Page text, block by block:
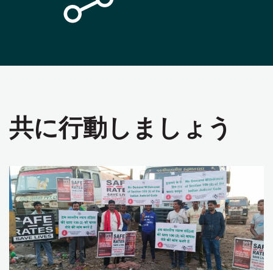
共に行動しましょう